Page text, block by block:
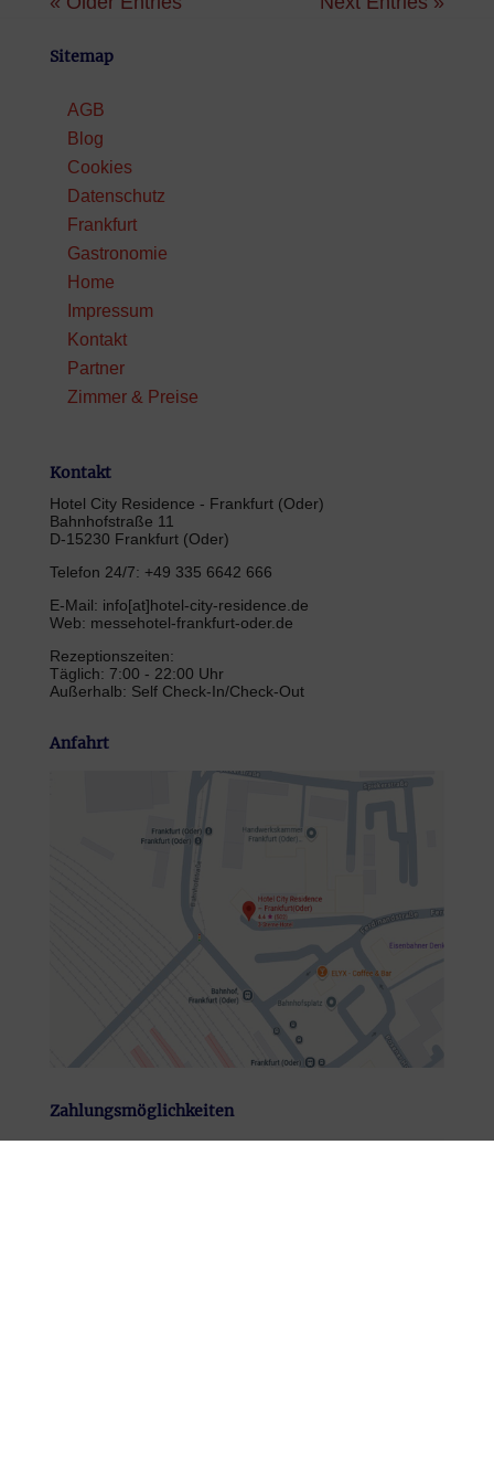
Sitemap
AGB
Blog
Cookies
Datenschutz
Frankfurt
Gastronomie
Home
Impressum
Kontakt
Partner
Zimmer & Preise
Kontakt
Hotel City Residence - Frankfurt (Oder)
Bahnhofstraße 11
D-15230 Frankfurt (Oder)
Telefon 24/7: +49 335 6642 666
E-Mail: info[at]hotel-city-residence.de
Web: messehotel-frankfurt-oder.de
Rezeptionszeiten:
Täglich: 7:00 - 22:00 Uhr
Außerhalb: Self Check-In/Check-Out
Anfahrt
Zahlungsmöglichkeiten